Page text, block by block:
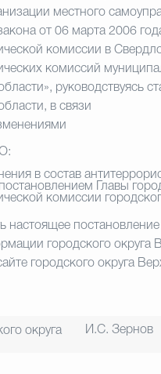
местного
от 06 марта 2006
комиссии в
комиссий
руководствуясь
в связи
в состав
Главы
комиссии
настоящее
городского
городского округа
округа И.С. Зернов